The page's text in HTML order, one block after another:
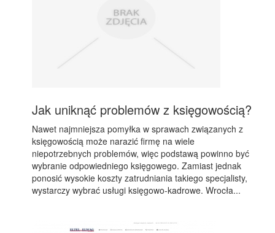
Jak uniknąć problemów z księgowością?
Nawet najmniejsza pomyłka w sprawach związanych z
księgowością może narazić firmę na wiele
niepotrzebnych problemów, więc podstawą powinno być
wybranie odpowiedniego księgowego. Zamiast jednak
ponosić wysokie koszty zatrudniania takiego specjalisty,
wystarczy wybrać usługi księgowo-kadrowe. Wrocła...